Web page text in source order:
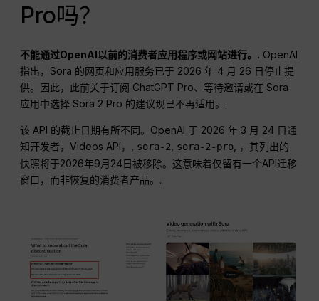
Pro吗？
不能通过OpenAI以前的消费者应用程序或网站进行。. OpenAI
指出，Sora 的网页和应用服务已于 2026 年 4 月 26 日停止提
供。因此，此前关于订阅 ChatGPT Pro、等待邀请或在 Sora
应用中选择 Sora 2 Pro 的建议现已不再适用。.
该 API 的截止日期有所不同。OpenAI 于 2026 年 3 月 24 日通
知开发者，Videos API，, sora-2 sora-2-pro , ，其列出的
快照将于2026年9月24日被移除。这意味着仅留有一个API迁移
窗口，而非恢复的消费者产品。.